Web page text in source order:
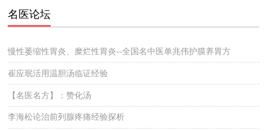
名医论坛
慢性萎缩性胃炎、糜烂性胃炎--全国名中医单兆伟护膜养胃方
崔应珉活用温胆汤临证经验
【名医名方】：赞化汤
李海松论治前列腺疼痛经验探析